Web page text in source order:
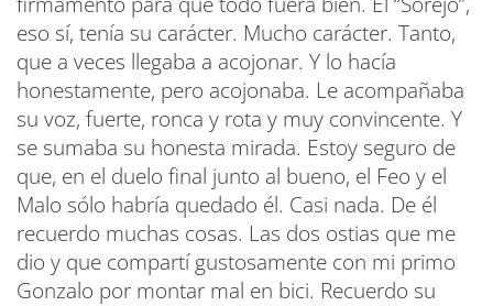
eso sí, tenía su carácter. Mucho carácter. Tanto,
que a veces llegaba a acojonar. Y lo hacía
honestamente, pero acojonaba. Le acompañaba
su voz, fuerte, ronca y rota y muy convincente. Y
se sumaba su honesta mirada. Estoy seguro de
que, en el duelo final junto al bueno, el Feo y el
Malo sólo habría quedado él. Casi nada. De él
recuerdo muchas cosas. Las dos ostias que me
dio y que compartí gustosamente con mi primo
Gonzalo por montar mal en bici. Recuerdo su